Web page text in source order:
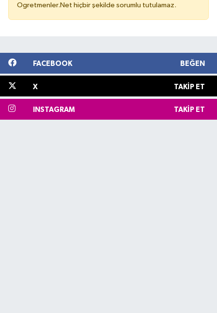
Ogretmenler.Net hiçbir şekilde sorumlu tutulamaz.
FACEBOOK BEĞEN
X TAKIP ET
INSTAGRAM TAKIP ET